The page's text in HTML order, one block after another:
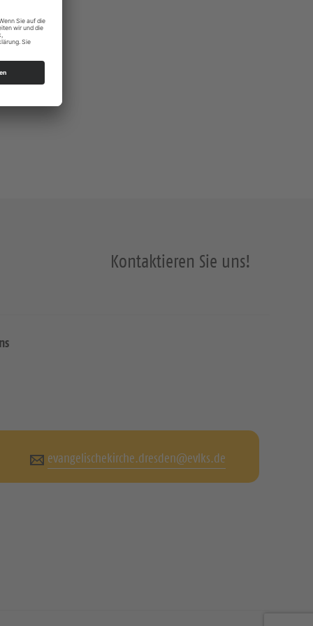
Kontaktieren Sie uns!
evangelischekirche.dresden@evlks.de